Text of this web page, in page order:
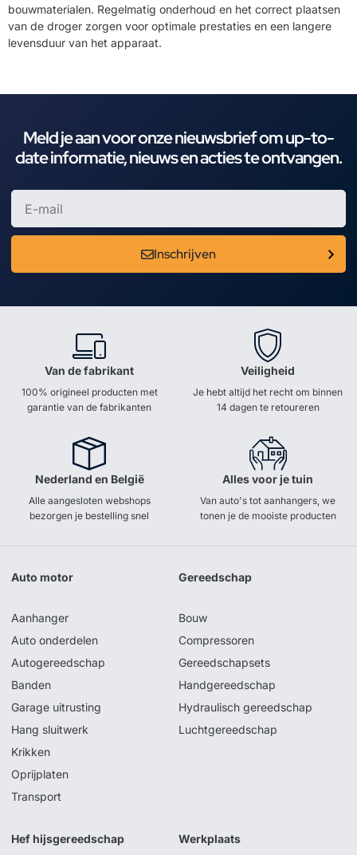
bouwmaterialen. Regelmatig onderhoud en het correct plaatsen
van de droger zorgen voor optimale prestaties en een langere
levensduur van het apparaat.
Meld je aan voor onze nieuwsbrief om up-to-
date informatie, nieuws en acties te ontvangen.
Inschrijven
Van de fabrikant
100% origineel producten met
garantie van de fabrikanten
Veiligheid
Je hebt altijd het recht om binnen
14 dagen te retoureren
Nederland en België
Alle aangesloten webshops
bezorgen je bestelling snel
Alles voor je tuin
Van auto's tot aanhangers, we
tonen je de mooiste producten
Auto motor
Aanhanger
Auto onderdelen
Autogereedschap
Banden
Garage uitrusting
Hang sluitwerk
Krikken
Oprijplaten
Transport
Gereedschap
Bouw
Compressoren
Gereedschapsets
Handgereedschap
Hydraulisch gereedschap
Luchtgereedschap
Hef hijsgereedschap Werkplaats